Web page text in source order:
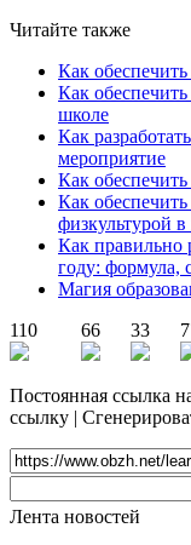
Читайте также
Как
Как
школе
Как
мероприятие
Как
Как обеспечить
физкультурой
Как правильно
году: формула,
Магия
110
66 33
Постоянная ссылка
ссылку |
Лента новостей